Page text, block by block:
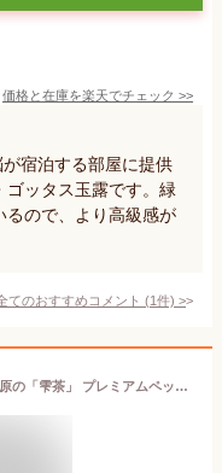
価格と在庫を楽天でチェック >>
宿泊する部屋に提供
ゴッタス玉露です。緑
るので、より高級感が
てのおすすめコメント (1件) >
深蒸し茶のまろやかな旨味とコク 牧之原の「雫茶」 プレミアムペットボトル 350ml×3本セット ギフトBOX お茶 静岡茶 牧之原茶 深蒸し茶 一番茶 冷茶 高級茶 送料無料